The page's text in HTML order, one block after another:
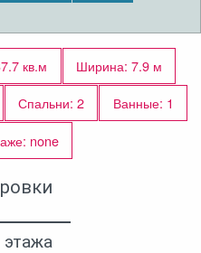
кв.м
Ширина: 7.9 м
Спальни: 2
Ванные: 1
none